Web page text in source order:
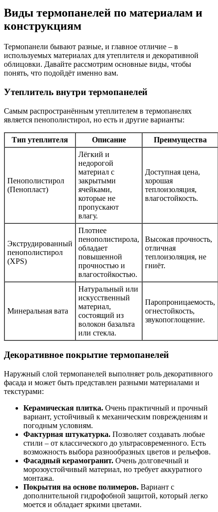
Виды термопанелей по материалам и
конструкциям
Термопанели бывают разные, и главное отличие – в
используемых материалах для утеплителя и декоративной
облицовки. Давайте рассмотрим основные виды, чтобы
понять, что подойдёт именно вам.
Утеплитель внутри термопанелей
Самым распространённым утеплителем в термопанелях
является пенополистирол, но есть и другие варианты:
Тип утеплителя Описание Преимущества
Пенополистирол
(Пенопласт)
Лёгкий и
недорогой
материал с
закрытыми
ячейками,
которые не
пропускают
влагу.
Доступная цена,
хорошая
теплоизоляция,
влагостойкость.
Экструдированный
пенополистирол
(XPS)
Плотнее
пенополистирола,
обладает
повышенной
прочностью и
влагостойкостью.
Высокая прочность,
отличная
теплоизоляция, не
гниёт.
Минеральная вата
Натуральный или
искусственный
материал,
состоящий из
волокон базальта
или стекла.
Паропроницаемость,
огнестойкость,
звукопоглощение.
Декоративное покрытие термопанелей
Наружный слой термопанелей выполняет роль декоративного
фасада и может быть представлен разными материалами и
текстурами:
Керамическая плитка. Очень практичный и прочный
вариант, устойчивый к механическим повреждениям и
погодным условиям.
Фактурная штукатурка. Позволяет создавать любые
стили – от классического до ультрасовременного. Есть
возможность выбора разнообразных цветов и рельефов.
Фасадный керамогранит. Очень долговечный и
морозоустойчивый материал, но требует аккуратного
монтажа.
Покрытия на основе полимеров. Вариант с
дополнительной гидрофобной защитой, который легко
моется и обладает яркими цветами.